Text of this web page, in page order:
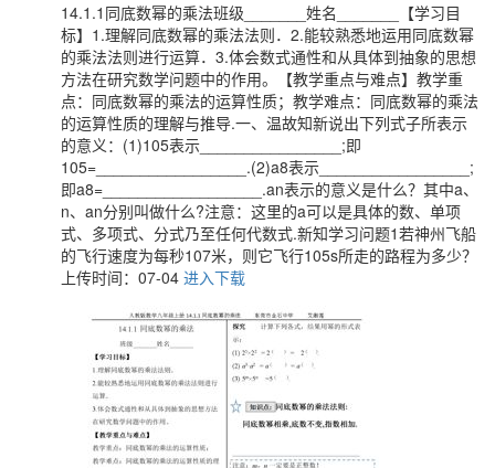
14.1.1同底数幂的乘法班级_______姓名_______【学习目
标】1.理解同底数幂的乘法法则．2.能较熟悉地运用同底数幂
的乘法法则进行运算．3.体会数式通性和从具体到抽象的思想
方法在研究数学问题中的作用。【教学重点与难点】教学重
点：同底数幂的乘法的运算性质；教学难点：同底数幂的乘法
的运算性质的理解与推导.一、温故知新说出下列式子所表示
的意义：(1)105表示________________;即
105=_________________.(2)a8表示_________________;
即a8=__________________.an表示的意义是什么？其中a、
n、an分别叫做什么?注意：这里的a可以是具体的数、单项
式、多项式、分式乃至任何代数式.新知学习问题1若神州飞船
的飞行速度为每秒107米，则它飞行105s所走的路程为多少？
上传时间：07-04 进入下载